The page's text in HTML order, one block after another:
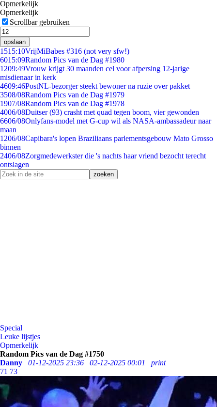
Opmerkelijk
Opmerkelijk
Scrollbar gebruiken
opslaan
1515:10VrijMiBabes #316 (not very sfw!)
6015:09Random Pics van de Dag #1980
1209:49Vrouw krijgt 30 maanden cel voor afpersing 12-jarige
misdienaar in kerk
4609:46PostNL-bezorger steekt bewoner na ruzie over pakket
3508/08Random Pics van de Dag #1979
1907/08Random Pics van de Dag #1978
4006/08Duitser (93) crasht met quad tegen boom, vier gewonden
6606/08Onlyfans-model met G-cup wil als NASA-ambassadeur naar
maan
1206/08Capibara's lopen Braziliaans parlementsgebouw Mato Grosso
binnen
2406/08Zorgmedewerkster die 's nachts haar vriend bezocht terecht
ontslagen
Special
Leuke lijstjes
Opmerkelijk
Random Pics van de Dag #1750
Danny
01-12-2025 23:36 02-12-2025 00:01
print
71 73